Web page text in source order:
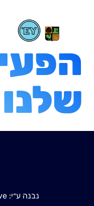
שלנו
נבנה ע״י: Studio ABCreative